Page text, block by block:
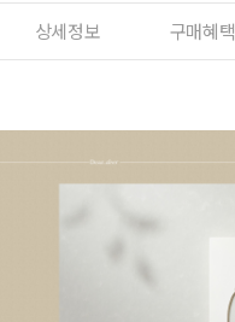
상세정보 구매혜택